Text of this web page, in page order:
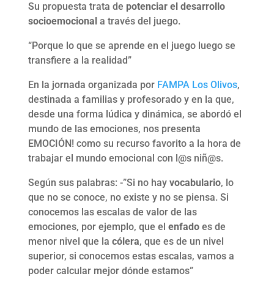
Su propuesta trata de potenciar el desarrollo
socioemocionala través del juego.
“Porque lo que se aprende en el juego luego se
transfiere a la realidad”
En la jornada organizada por FAMPA Los Olivos,
destinada a familias y profesorado y en la que,
desde una forma lúdica y dinámica, se abordó el
mundo de las emociones, nos presenta
EMOCIÓN! como su recurso favorito a la hora de
trabajar el mundo emocional con l@s niñ@s.
Según sus palabras: -”Si no hay vocabulario, lo
que no se conoce, no existe y no se piensa. Si
conocemos las escalas de valor de las
emociones, por ejemplo, que el enfadoes de
menor nivel que la cólera, que es de un nivel
superior, si conocemos estas escalas, vamos a
poder calcular mejor dónde estamos”